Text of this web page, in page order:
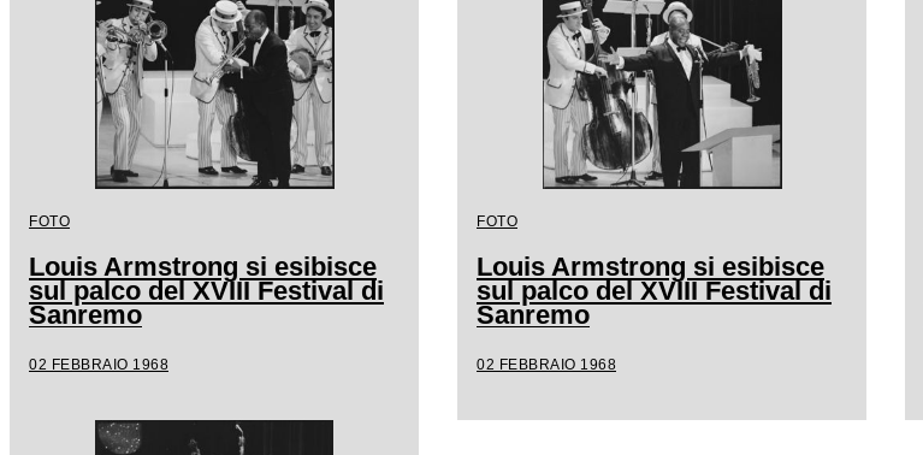
FOTO
Louis Armstrong si esibisce
sul palco del XVIII Festival di
Sanremo
02 FEBBRAIO 1968
FOTO
Louis Armstrong si esibisce
sul palco del XVIII Festival di
Sanremo
02 FEBBRAIO 1968